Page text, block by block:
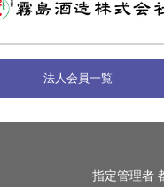
法人会員一覧
指定管理者